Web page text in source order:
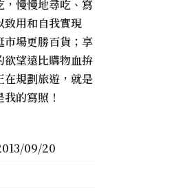
慢慢地尋吃、寫
致用和自我實現
市場更勝百貨；享
欲望遠比購物血拚
在規劃旅遊，就是
的寫照！
09/20